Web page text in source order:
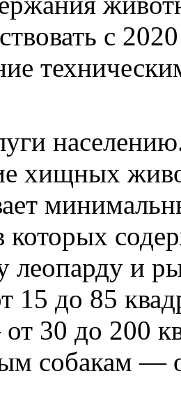
с
хищных
которых
и
15 до 85
30 до 200
собакам —